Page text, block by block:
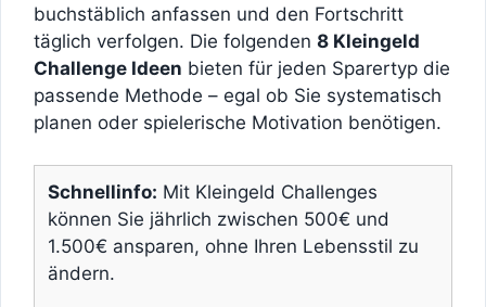
buchstäblich anfassen und den Fortschritt
täglich verfolgen. Die folgenden 8 Kleingeld
Challenge Ideen bieten für jeden Sparertyp die
passende Methode – egal ob Sie systematisch
planen oder spielerische Motivation benötigen.
Schnellinfo: Mit Kleingeld Challenges
können Sie jährlich zwischen 500€ und
1.500€ ansparen, ohne Ihren Lebensstil zu
ändern.